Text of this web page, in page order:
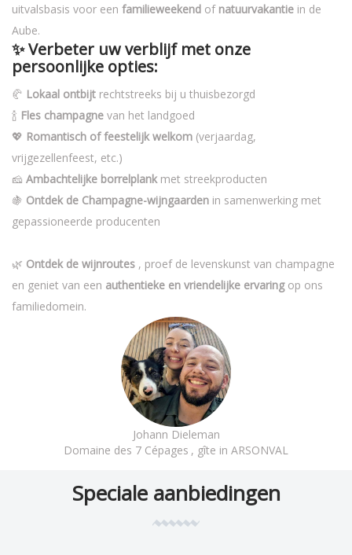
uitvalsbasis voor een familieweekend of natuurvakantie in de
Aube.
✨ Verbeter uw verblijf met onze
persoonlijke opties:
🥐 Lokaal ontbijt rechtstreeks bij u thuisbezorgd
🍾 Fles champagne van het landgoed
💖 Romantisch of feestelijk welkom (verjaardag,
vrijgezellenfeest, etc.)
🧀 Ambachtelijke borrelplank met streekproducten
🍇 Ontdek de Champagne-wijngaarden in samenwerking met
gepassioneerde producenten
🌿 Ontdek de wijnroutes , proef de levenskunst van champagne
en geniet van een authentieke en vriendelijke ervaringop ons
familiedomein.
Johann Dieleman
Domaine des 7 Cépages , gîte in ARSONVAL
Speciale aanbiedingen